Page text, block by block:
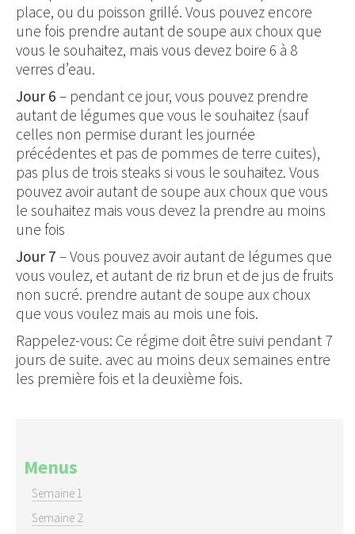
place, ou du poisson grillé. Vous pouvez encore
une fois prendre autant de soupe aux choux que
vous le souhaitez, mais vous devez boire 6 à 8
verres d’eau.
Jour 6 – pendant ce jour, vous pouvez prendre
autant de légumes que vous le souhaitez (sauf
celles non permise durant les journée
précédentes et pas de pommes de terre cuites),
pas plus de trois steaks si vous le souhaitez. Vous
pouvez avoir autant de soupe aux choux que vous
le souhaitez mais vous devez la prendre au moins
une fois
Jour 7 – Vous pouvez avoir autant de légumes que
vous voulez, et autant de riz brun et de jus de fruits
non sucré. prendre autant de soupe aux choux
que vous voulez mais au mois une fois.
Rappelez-vous: Ce régime doit être suivi pendant 7
jours de suite. avec au moins deux semaines entre
les première fois et la deuxième fois.
Menus
Semaine 1
Semaine 2